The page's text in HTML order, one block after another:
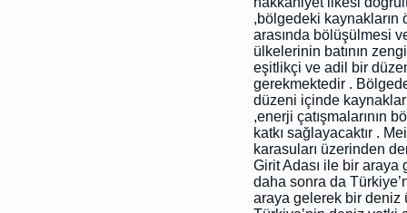
,bölgedeki kaynakların
arasında bölüşülmesi
ülkelerinin batının
eşitlikçi ve adil bir
gerekmektedir .
düzeni içinde
,enerji çatışmalarının
katkı sağlayacaktır .
karasuları üzerinden
Girit Adası ile bir araya
daha sonra da
araya gelerek bir deniz